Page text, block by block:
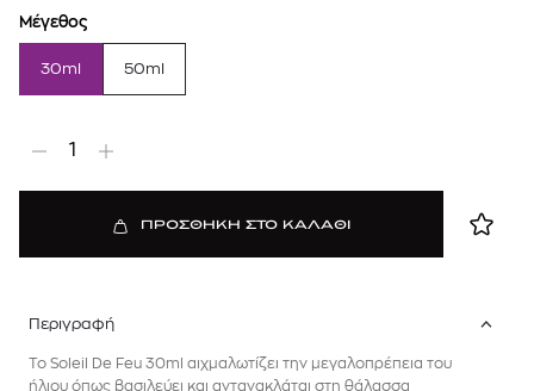
Μέγεθος
30ml 50ml
1
ΠΡΟΣΘΗΚΗ ΣΤΟ ΚΑΛΑΘΙ
Περιγραφή
To Soleil De Feu 30ml αιχμαλωτίζει την μεγαλοπρέπεια του
ήλιου όπως βασιλεύει και αντανακλάται στη θάλασσα